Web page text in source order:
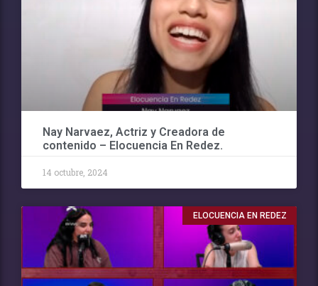
Nay Narvaez, Actriz y Creadora de
contenido – Elocuencia En Redez.
14 octubre, 2024
ELOCUENCIA EN REDEZ